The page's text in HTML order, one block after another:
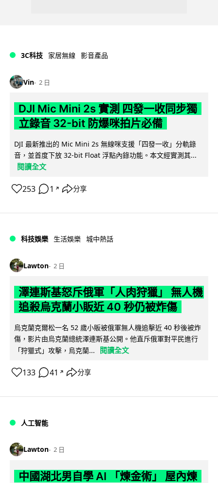
3C科技 家居無線 影音產品
Vin 2 日
DJI Mic Mini 2s 實測 四發一收同步獨
立錄音 32-bit 防爆咪拍片必備
DJI 最新推出的 Mic Mini 2s 無線咪支援「四發一收」分軌錄
音，並首度下放 32-bit Float 浮點內錄功能。本文經實測其...
閱讀全文
253 1 ↗ 分享
科技娛樂 生活娛樂 城中熱話
Lawton 2 日
澤連斯基怒斥俄軍「人肉狩獵」 無人機
追殺烏克蘭小販近 40 秒仍被炸傷
烏克蘭克爾松一名 52 歲小販被俄軍無人機追擊近 40 秒後被炸
傷，影片由烏克蘭總統澤連斯基公開。他直斥俄軍對平民進行
「狩獵式」攻擊，烏克蘭...
閱讀全文
133 41 ↗ 分享
人工智能
Lawton 2 日
中國湖北男自學 AI 「煉金術」 屋內煉